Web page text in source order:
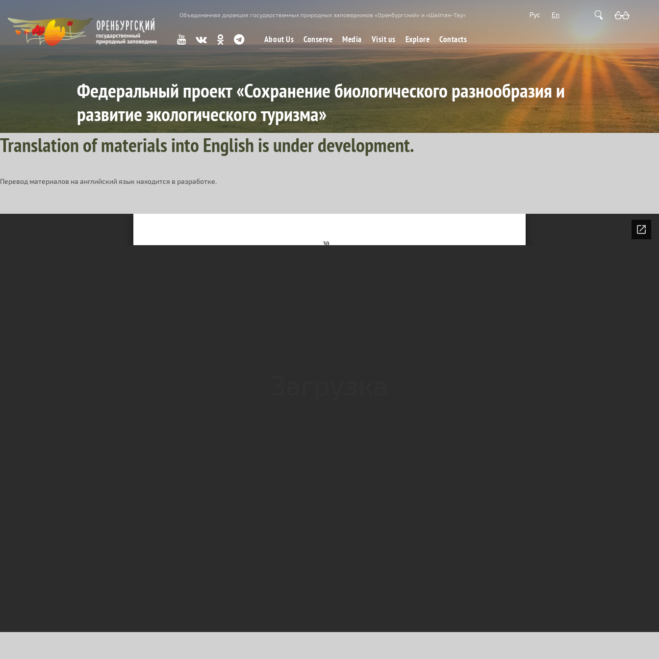
Объединенная дирекция государственных природных заповедников «Оренбургский» и «Шайтан-Тау» Рус En
About Us Conserve Media Visit us Explore Contacts
Федеральный проект «Сохранение биологического разнообразия и
развитие экологического туризма»
Translation of materials into English is under development.
Перевод материалов на английский язык находится в разработке.